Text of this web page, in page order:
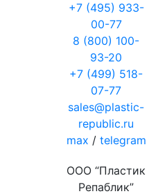
+7 (495) 933-
00-77
8 (800) 100-
93-20
+7 (499) 518-
07-77
sales@plastic-
republic.ru
max / telegram
ООО “Пластик
Репаблик”